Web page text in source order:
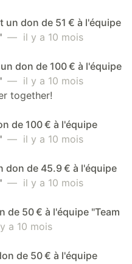
un don de 51 € à l'équipe
— il y a 10 mois
don de 100 € à l'équipe
— il y a 10 mois
together!
de 100 € à l'équipe
— il y a 10 mois
don de 45.9 € à l'équipe
— il y a 10 mois
de 50 € à l'équipe "Team
a 10 mois
de 50 € à l'équipe